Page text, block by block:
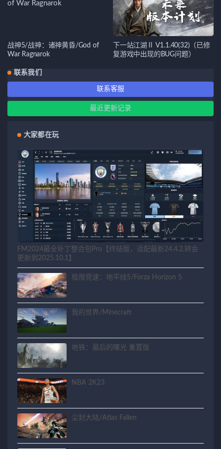
战神5/战神：诸神黄昏/God of
War Ragnarok
下一站江湖Ⅱ V1.1.40(32)（已修
复游戏中出现的BUG问题）
联系我们
联系客服
最近更新记录
大家都在玩
FM2024最全补丁整合包Pro【终结版，适配最新24.4.2,转会
更新到2025.10.1】
极限竞速：地平线5/Forza Horizon 5
我的世界/Minecraft
地铁：最后的曙光 重置版
NBA 2K23
尘封大陆/Atlas Fallen